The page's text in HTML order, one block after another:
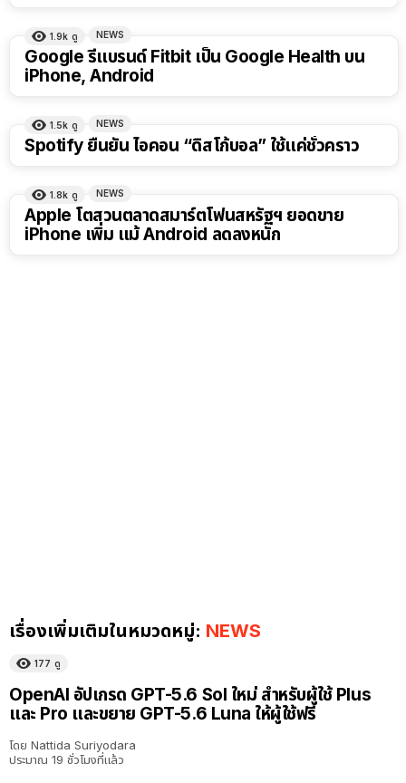
1.9k ดู NEWS
Google รีแบรนด์ Fitbit เป็น Google Health บน
iPhone, Android
1.5k ดู NEWS
Spotify ยืนยัน ไอคอน “ดิสโก้บอล” ใช้แค่ชั่วคราว
1.8k ดู NEWS
Apple โตสวนตลาดสมาร์ตโฟนสหรัฐฯ ยอดขาย
iPhone เพิ่ม แม้ Android ลดลงหนัก
เรื่องเพิ่มเติมในหมวดหมู่: NEWS
177 ดู
OpenAI อัปเกรด GPT-5.6 Sol ใหม่ สำหรับผู้ใช้ Plus
และ Pro และขยาย GPT-5.6 Luna ให้ผู้ใช้ฟรี
โดย Nattida Suriyodara
ประมาณ 19 ชั่วโมงที่แล้ว